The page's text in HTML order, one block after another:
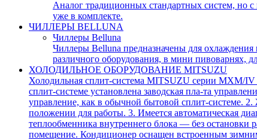
Аналог традиционных стандартных систем, но
уже в комплекте.
ЧИЛЛЕРЫ BELLUNA
Чиллеры Belluna
Чиллеры Belluna предназначены для
различного оборудования, в мини пивоварнях,
ХОЛОДИЛЬНОЕ ОБОРУДОВАНИЕ MITSUZU
Холодильная сплит-система MITSUZU серии MXM/
сплит-системе установлена заводская пла-та
управление, как в обычной бытовой сплит-системе.
положении для работы. 3. Имеется автоматическая
теплообменника внутреннего блока — без остановки
помещение. Кондиционер оснащен встроенным